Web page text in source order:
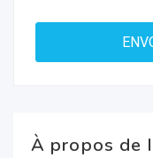
À propos de